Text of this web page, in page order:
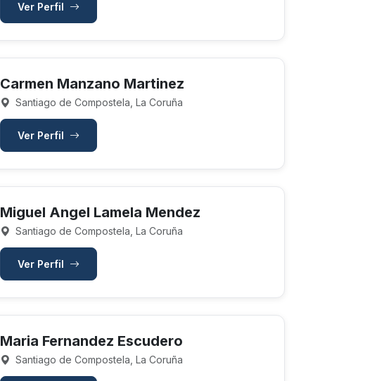
Ver Perfil
Carmen Manzano Martinez
Santiago de Compostela, La Coruña
Ver Perfil
Miguel Angel Lamela Mendez
Santiago de Compostela, La Coruña
Ver Perfil
Maria Fernandez Escudero
Santiago de Compostela, La Coruña